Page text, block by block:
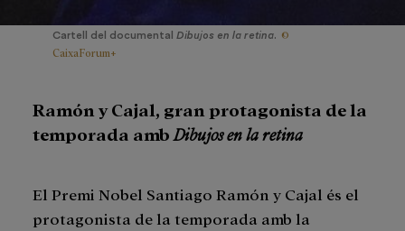
Cartell del documental Dibujos en la retina. ©
CaixaForum+
Ramón y Cajal, gran protagonista de la
temporada amb Dibujos en la retina
El Premi Nobel Santiago Ramón y Cajal és el
protagonista de la temporada amb la